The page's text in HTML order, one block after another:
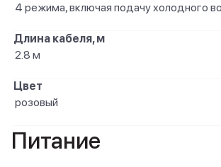
4 режима, включая подачу холодного
Длина кабеля, м
2.8 м
Цвет
розовый
Питание